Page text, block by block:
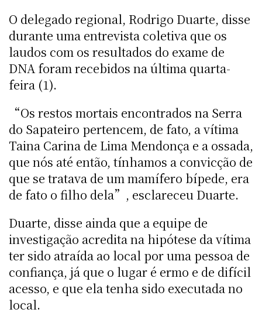
O delegado regional, Rodrigo Duarte, disse
durante uma entrevista coletiva que os
laudos com os resultados do exame de
DNA foram recebidos na última quarta-
feira (1).
“Os restos mortais encontrados na Serra
do Sapateiro pertencem, de fato, a vítima
Taina Carina de Lima Mendonça e a ossada,
que nós até então, tínhamos a convicção de
que se tratava de um mamífero bípede, era
de fato o filho dela”, esclareceu Duarte.
Duarte, disse ainda que a equipe de
investigação acredita na hipótese da vítima
ter sido atraída ao local por uma pessoa de
confiança, já que o lugar é ermo e de difícil
acesso, e que ela tenha sido executada no
local.